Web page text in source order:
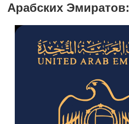
Арабских Эмиратов: